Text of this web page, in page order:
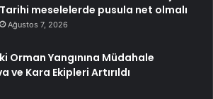
Tarihi meselelerde pusula net olmalı
Ağustos 7, 2026
Orman Yangınına Müdahale
ve Kara Ekipleri Artırıldı